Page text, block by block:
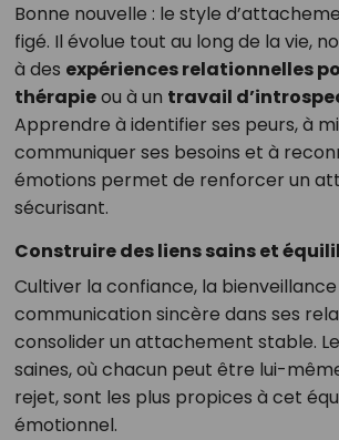
Bonne nouvelle : le style
figé. Il évolue tout au long de la vie,
à des expériences relationnelles
thérapieou à un travail
Apprendre à identifier ses peurs, à
communiquer ses besoins et à
émotions permet de renforcer un
sécurisant.
Construire des liens sains et
Cultiver la confiance, la
communication sincère dans ses
consolider un attachement stable.
saines, où chacun peut être lui-
rejet, sont les plus propices à cet
émotionnel.